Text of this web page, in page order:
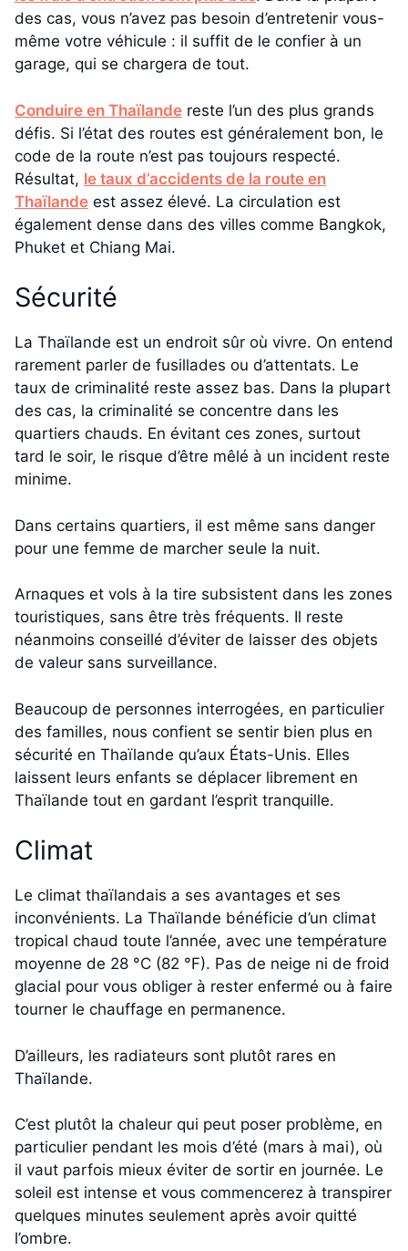
des cas, vous n’avez pas besoin d’entretenir vous-
même votre véhicule : il suffit de le confier à un
garage, qui se chargera de tout.
Conduire en Thaïlande reste l’un des plus grands
défis. Si l’état des routes est généralement bon, le
code de la route n’est pas toujours respecté.
Résultat, le taux d’accidents de la route en
Thaïlande est assez élevé. La circulation est
également dense dans des villes comme Bangkok,
Phuket et Chiang Mai.
Sécurité
La Thaïlande est un endroit sûr où vivre. On entend
rarement parler de fusillades ou d’attentats. Le
taux de criminalité reste assez bas. Dans la plupart
des cas, la criminalité se concentre dans les
quartiers chauds. En évitant ces zones, surtout
tard le soir, le risque d’être mêlé à un incident reste
minime.
Dans certains quartiers, il est même sans danger
pour une femme de marcher seule la nuit.
Arnaques et vols à la tire subsistent dans les zones
touristiques, sans être très fréquents. Il reste
néanmoins conseillé d’éviter de laisser des objets
de valeur sans surveillance.
Beaucoup de personnes interrogées, en particulier
des familles, nous confient se sentir bien plus en
sécurité en Thaïlande qu’aux États-Unis. Elles
laissent leurs enfants se déplacer librement en
Thaïlande tout en gardant l’esprit tranquille.
Climat
Le climat thaïlandais a ses avantages et ses
inconvénients. La Thaïlande bénéficie d’un climat
tropical chaud toute l’année, avec une température
moyenne de 28 °C (82 °F). Pas de neige ni de froid
glacial pour vous obliger à rester enfermé ou à faire
tourner le chauffage en permanence.
D’ailleurs, les radiateurs sont plutôt rares en
Thaïlande.
C’est plutôt la chaleur qui peut poser problème, en
particulier pendant les mois d’été (mars à mai), où
il vaut parfois mieux éviter de sortir en journée. Le
soleil est intense et vous commencerez à transpirer
quelques minutes seulement après avoir quitté
l’ombre.